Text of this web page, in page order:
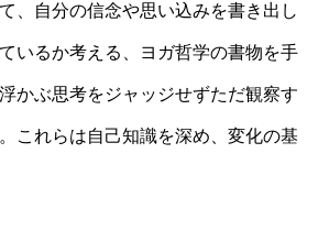
、自分の信念や思い込みを書き出し
いるか考える、ヨガ哲学の書物を手
かぶ思考をジャッジせずただ観察す
これらは自己知識を深め、変化の基